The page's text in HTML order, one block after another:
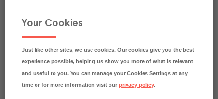
Your Cookies
Just like other sites, we use cookies. Our cookies give you the best
experience possible, helping us show you more of what is relevant
and useful to you. You can manage yourCookies Settings at any
time or for more information visit ourprivacy policy.